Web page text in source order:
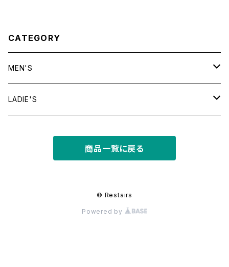
CATEGORY
MEN'S
tops
LADIE'S
商品一覧に戻る
© Restairs
Powered by